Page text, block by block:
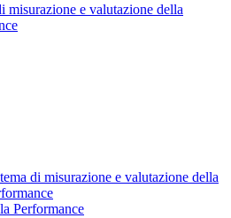
misurazione e valutazione della
di misurazione e valutazione della
Performance